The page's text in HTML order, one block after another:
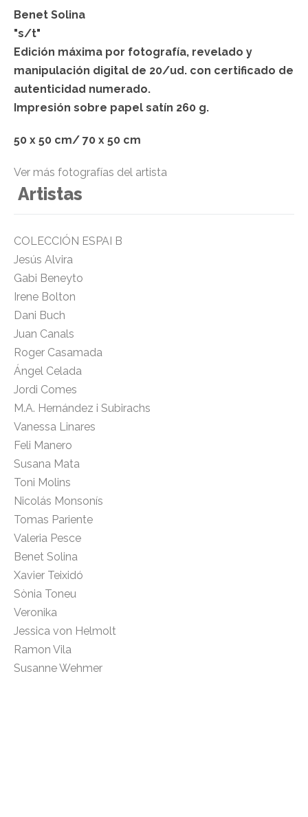
Artistas
COLECCIÓN ESPAI B
Jesús Alvira
Gabi Beneyto
Irene Bolton
Dani Buch
Juan Canals
Roger Casamada
Ángel Celada
Jordi Comes
M.A. Hernández i Subirachs
Vanessa Linares
Feli Manero
Susana Mata
Toni Molins
Nicolás Monsonís
Tomas Pariente
Valeria Pesce
Benet Solina
Xavier Teixidó
Sònia Toneu
Veronika
Jessica von Helmolt
Ramon Vila
Susanne Wehmer
Benet Solina
"s/t"
Edición máxima por fotografía, revelado y
manipulación digital de 20/ud. con certificado de
autenticidad numerado.
Impresión sobre papel satín 260 g.
50 x 50 cm/ 70 x 50 cm
Ver más fotografías del artista